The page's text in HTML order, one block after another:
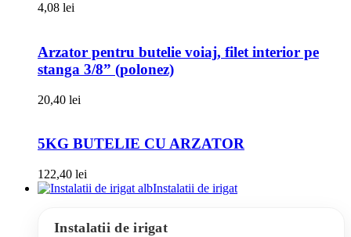
4,08 lei
Arzator pentru butelie voiaj, filet interior pe
stanga 3/8” (polonez)
20,40 lei
5KG BUTELIE CU ARZATOR
122,40 lei
Instalatii de irigat
Instalatii de irigat